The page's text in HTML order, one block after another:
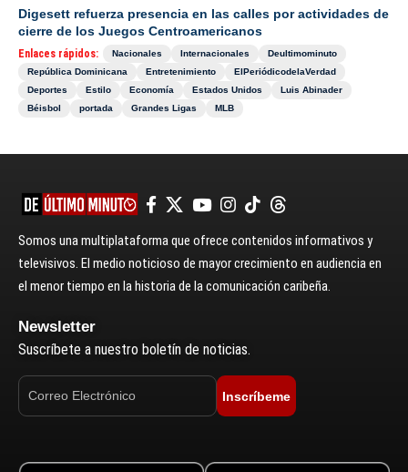
Digesett refuerza presencia en las calles por actividades de
cierre de los Juegos Centroamericanos
Enlaces rápidos: Nacionales Internacionales
Deultimominuto
República Dominicana
Entretenimiento
ElPeriódicodelaVerdad
Deportes
Estilo Economía Estados Unidos
Luis Abinader
Béisbol
portada Grandes Ligas MLB
Somos una multiplataforma que ofrece contenidos informativos y
televisivos. El medio noticioso de mayor crecimiento en audiencia en
el menor tiempo en la historia de la comunicación caribeña.
Newsletter
Suscríbete a nuestro boletín de noticias.
Inscríbeme